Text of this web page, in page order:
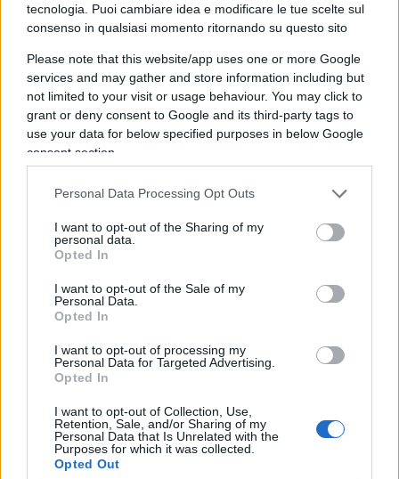
tecnologia. Puoi cambiare idea e modificare le tue scelte sul
consenso in qualsiasi momento ritornando su questo sito
Please note that this website/app uses one or more Google
services and may gather and store information including but
not limited to your visit or usage behaviour. You may click to
grant or deny consent to Google and its third-party tags to
use your data for below specified purposes in below Google
consent section.
Personal Data Processing Opt Outs
I want to opt-out of the Sharing of my
personal data.
Opted In
I want to opt-out of the Sale of my
Personal Data.
Opted In
I want to opt-out of processing my
Personal Data for Targeted Advertising.
Opted In
I want to opt-out of Collection, Use,
Retention, Sale, and/or Sharing of my
Personal Data that Is Unrelated with the
Purposes for which it was collected.
Opted Out
“Se il Pd del 2014 avesse preso il 22%, e cioè il
risultato più lusinghiero attribuito al Pd oggi nei
sondaggi,Elly Schlein
Riformista. Che tradotto dal renzismo
all’italiano significa: occhio a buttare il bimbo con
l’acqua sporca, perché senza la stagione
“obamiana” o “blairiana” del Partito Democratico
magari la carriera politica del neo-segretario non